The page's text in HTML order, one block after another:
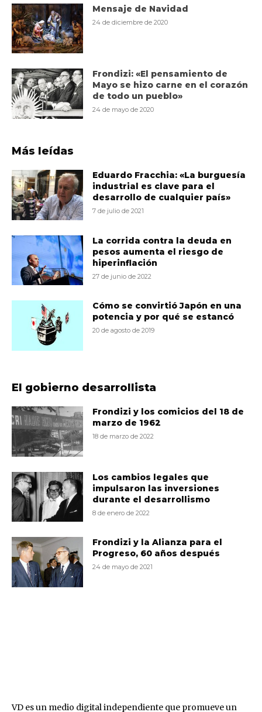
Mensaje de Navidad
24 de diciembre de 2020
Frondizi: «El pensamiento de
Mayo se hizo carne en el corazón
de todo un pueblo»
24 de mayo de 2020
Más leídas
Eduardo Fracchia: «La burguesía
industrial es clave para el
desarrollo de cualquier país»
7 de julio de 2021
La corrida contra la deuda en
pesos aumenta el riesgo de
hiperinflación
27 de junio de 2022
Cómo se convirtió Japón en una
potencia y por qué se estancó
20 de agosto de 2019
El gobierno desarrollista
Frondizi y los comicios del 18 de
marzo de 1962
18 de marzo de 2022
Los cambios legales que
impulsaron las inversiones
durante el desarrollismo
8 de enero de 2022
Frondizi y la Alianza para el
Progreso, 60 años después
24 de mayo de 2021
VD es un medio digital independiente que promueve un